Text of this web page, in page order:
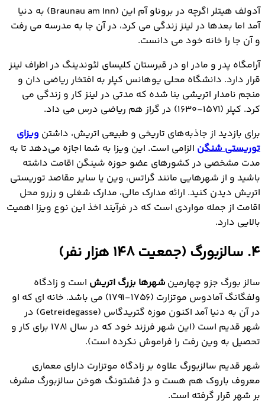
آدولف هیتلر اگرچه در بروناو آم این (Braunau am Inn) به دنیا
آمد اما بعدها در لینز زندگی می کرد، در آن جا به مدرسه می رفت
و آن جا را خانه خود می دانست.
آرامگاه پدر و مادر او در قبرستان کلیسای لئوندینگ در اطراف لینز
قرار دارد. دانشگاه محلی یوهانس کپلر به افتخار ریاضی دان و
منجم نامدار اتریشی بنا شده که مدتی در لینز کار و زندگی می
کرد. کپلر (۱۵۷۱-۱۶۳۰) در گراز هم ریاضی درس می داد.
برای بازدید از جاذبه‌های تاریخی و طبیعی اتریش، داشتن ویزای
توریستی شنگن الزامی است. این ویزا به شما اجازه می‌دهد تا به
مدت مشخصی در کشورهای عضو حوزه شینگن اقامت داشته
باشید و از شهرهایی مانند گراتس، وین یا سایر مقاصد توریستی
اتریش دیدن کنید. ارائه مدارک مالی، مدارک شغلی و رزرو محل
اقامت از جمله مواردی است که در فرآیند اخذ این نوع ویزا اهمیت
بالایی دارد.
4. سالزبورگ (جمعیت ۱۴۸ هزار نفر)
سالز بورگ جزو چهارمین شهرها بزرگ اتریش است و زادگاه
ولفگانگ آمادوس موتزارت (۱۷۵۶-۱۷۹۱) می باشد. خانه ای که او
در آن به دنیا آمد اکنون موزه گتریدگاس (Getreidegasse) در
شهر قدیم است (این شهر فرزند خود که در سال ۱۷۸۱ برای کار و
تحصیل به وین رفت را فراموش نکرده است).
شهر قدیم سالزبورگ علاوه بر زادگاه موتزارت دارای معماری
معروف باروک هم هست و دژ فشتونگ هوخن سالزبورگ مشرف
بر شهر قرار گرفته است.